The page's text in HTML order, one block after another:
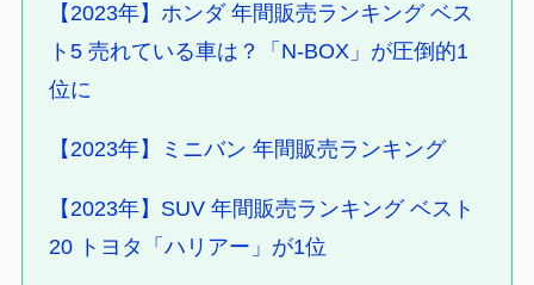
【2023年】ホンダ 年間販売ランキング ベス
ト5 売れている車は？「N-BOX」が圧倒的1
位に
【2023年】ミニバン 年間販売ランキング
【2023年】SUV 年間販売ランキング ベスト
20 トヨタ「ハリアー」が1位